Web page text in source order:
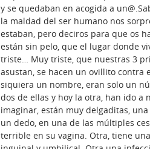
y se quedaban en acogida a
la maldad del ser humano nos
estaban, pero deciros para que os
están sin pelo, que el lugar donde
triste… Muy triste, que nuestras 3
asustan, se hacen un ovillito contra
siquiera un nombre, eran solo un
dos de ellas y hoy la otra, han ido a
imaginar, están muy delgaditas,
un dedo, en una de las múltiples
terrible en su vagina. Otra, tiene